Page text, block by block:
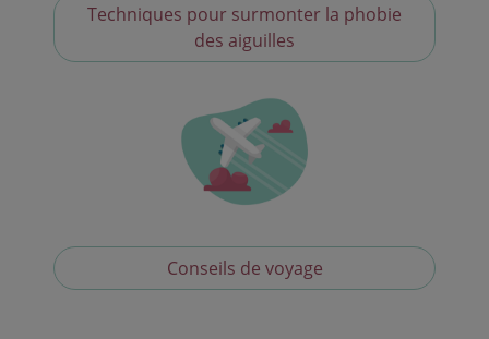
Techniques pour surmonter la phobie
des aiguilles
Conseils de voyage